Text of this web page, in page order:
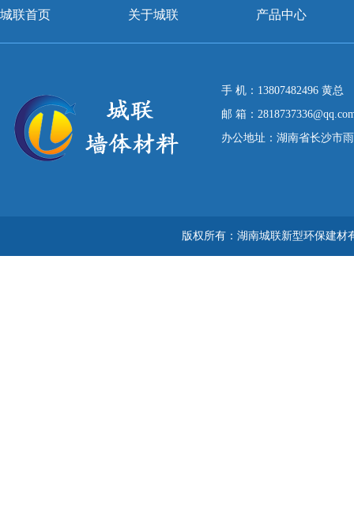
城联首页 关于城联 产品中心
手 机：13807482496 黄总
邮 箱：
办公地址：湖南省长沙市
版权所有：湖南城联新型环保建